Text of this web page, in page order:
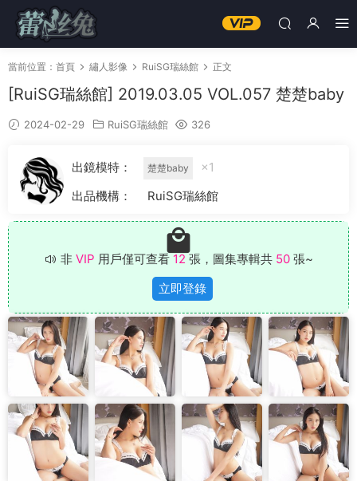
當前位置： 首頁 繡人影像 RuiSG瑞絲館 正文
[RuiSG瑞絲館] 2019.03.05 VOL.057 楚楚baby
2024-02-29 RuiSG瑞絲館 326
出鏡模特： 楚楚baby
×1
出品機構：
RuiSG瑞絲館
非 VIP 用戶僅可查看 12 張，圖集專輯共 50張~
立即登錄